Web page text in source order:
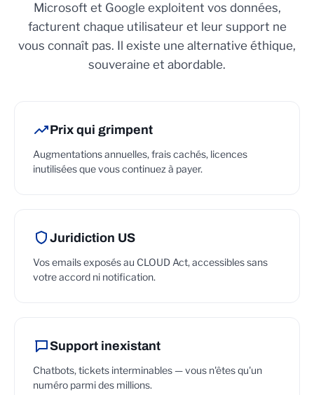
Microsoft et Google exploitent vos données,
facturent chaque utilisateur et leur support ne
vous connaît pas. Il existe une alternative éthique,
souveraine et abordable.
Prix qui grimpent
Augmentations annuelles, frais cachés, licences
inutilisées que vous continuez à payer.
Juridiction US
Vos emails exposés au CLOUD Act, accessibles sans
votre accord ni notification.
Support inexistant
Chatbots, tickets interminables — vous n'êtes qu'un
numéro parmi des millions.